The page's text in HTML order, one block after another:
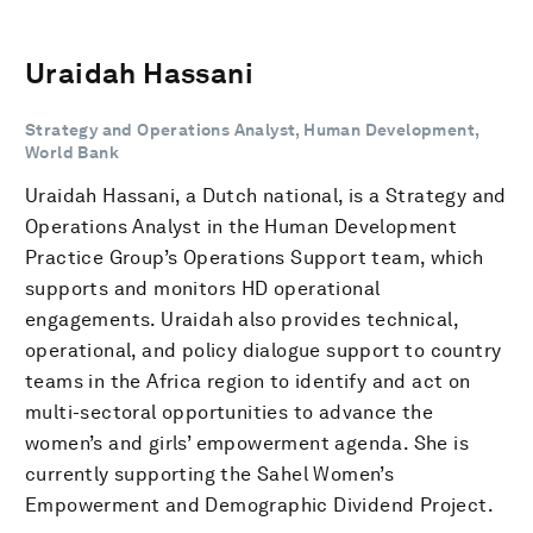
Uraidah Hassani
Strategy and Operations Analyst, Human Development,
World Bank
Uraidah Hassani, a Dutch national, is a Strategy and
Operations Analyst in the Human Development
Practice Group’s Operations Support team, which
supports and monitors HD operational
engagements. Uraidah also provides technical,
operational, and policy dialogue support to country
teams in the Africa region to identify and act on
multi-sectoral opportunities to advance the
women’s and girls’ empowerment agenda. She is
currently supporting the Sahel Women’s
Empowerment and Demographic Dividend Project.